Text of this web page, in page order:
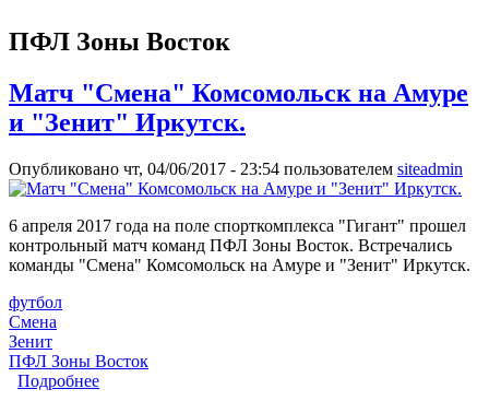
ПФЛ Зоны Восток
Матч "Смена" Комсомольск на Амуре
и "Зенит" Иркутск.
Опубликовано чт, 04/06/2017 - 23:54 пользователем siteadmin
6 апреля 2017 года на поле спорткомплекса "Гигант" прошел
контрольный матч команд ПФЛ Зоны Восток. Встречались
команды "Смена" Комсомольск на Амуре и "Зенит" Иркутск.
футбол
Смена
Зенит
ПФЛ Зоны Восток
Подробнее